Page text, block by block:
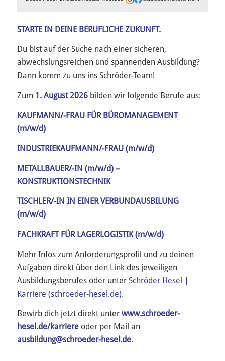
STARTE IN DEINE BERUFLICHE ZUKUNFT.
Du bist auf der Suche nach einer sicheren,
abwechslungsreichen und spannenden Ausbildung?
Dann komm zu uns ins Schröder-Team!
Zum 1. August 2026 bilden wir folgende Berufe aus:
KAUFMANN/-FRAU FÜR BÜROMANAGEMENT
(m/w/d)
INDUSTRIEKAUFMANN/-FRAU (m/w/d)
METALLBAUER/-IN (m/w/d) –
KONSTRUKTIONSTECHNIK
TISCHLER/-IN IN EINER VERBUNDAUSBILUNG
(m/w/d)
FACHKRAFT FÜR LAGERLOGISTIK (m/w/d)
Mehr Infos zum Anforderungsprofil und zu deinen
Aufgaben direkt über den Link des jeweiligen
Ausbildungsberufes oder unter Schröder Hesel |
Karriere (schroeder-hesel.de).
Bewirb dich jetzt direkt unter www.schroeder-
hesel.de/karriere oder per Mail an
ausbildung@schroeder-hesel.de.